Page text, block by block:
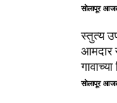
सोलापूर
स्तुत्य
आमदार
सोलापूर